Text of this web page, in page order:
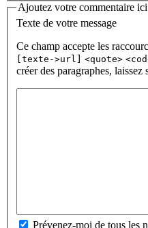
Ajoutez votre commentaire ici
Texte de votre message
Ce champ accepte les
[texte->url]
<quote>
créer des paragraphes,
Prévenez-moi de tous les